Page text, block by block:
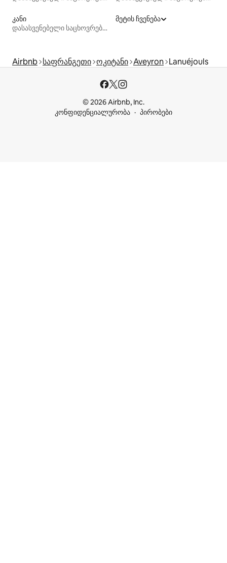
კანი
დასასვენებელი საცხოვრებლები
მეტის ჩვენება
Airbnb საფრანგეთი ოკიტანი Aveyron Lanuéjouls
© 2026 Airbnb, Inc.
კონფიდენციალურობა
პირობები